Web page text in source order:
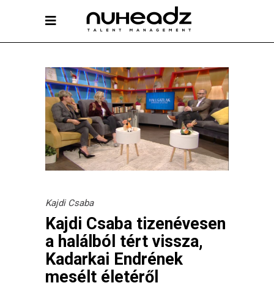
Kajdi Csaba
Kajdi Csaba tizenévesen
a halálból tért vissza,
Kadarkai Endrének
mesélt életéről